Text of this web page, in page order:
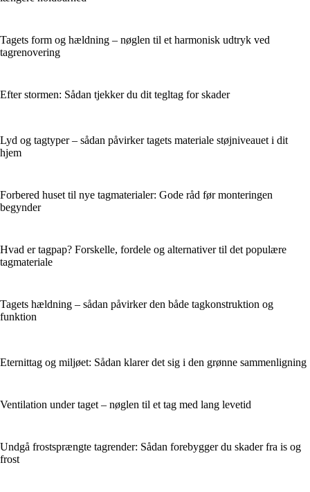
Tagets form og hældning – nøglen til et harmonisk udtryk ved
tagrenovering
Efter stormen: Sådan tjekker du dit tegltag for skader
Lyd og tagtyper – sådan påvirker tagets materiale støjniveauet i dit
hjem
Forbered huset til nye tagmaterialer: Gode råd før monteringen
begynder
Hvad er tagpap? Forskelle, fordele og alternativer til det populære
tagmateriale
Tagets hældning – sådan påvirker den både tagkonstruktion og
funktion
Eternittag og miljøet: Sådan klarer det sig i den grønne sammenligning
Ventilation under taget – nøglen til et tag med lang levetid
Undgå frostsprængte tagrender: Sådan forebygger du skader fra is og
frost